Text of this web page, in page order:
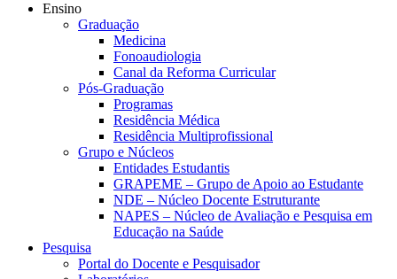
Ensino
Graduação
Medicina
Fonoaudiologia
Canal da Reforma Curricular
Pós-Graduação
Programas
Residência Médica
Residência Multiprofissional
Grupo e Núcleos
Entidades Estudantis
GRAPEME – Grupo de Apoio ao Estudante
NDE – Núcleo Docente Estruturante
NAPES – Núcleo de Avaliação e Pesquisa em
Educação na Saúde
Pesquisa
Portal do Docente e Pesquisador